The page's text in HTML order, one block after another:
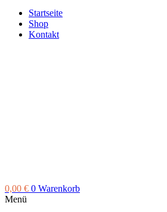
Startseite
Shop
Kontakt
0,00 € 0 Warenkorb
Menü